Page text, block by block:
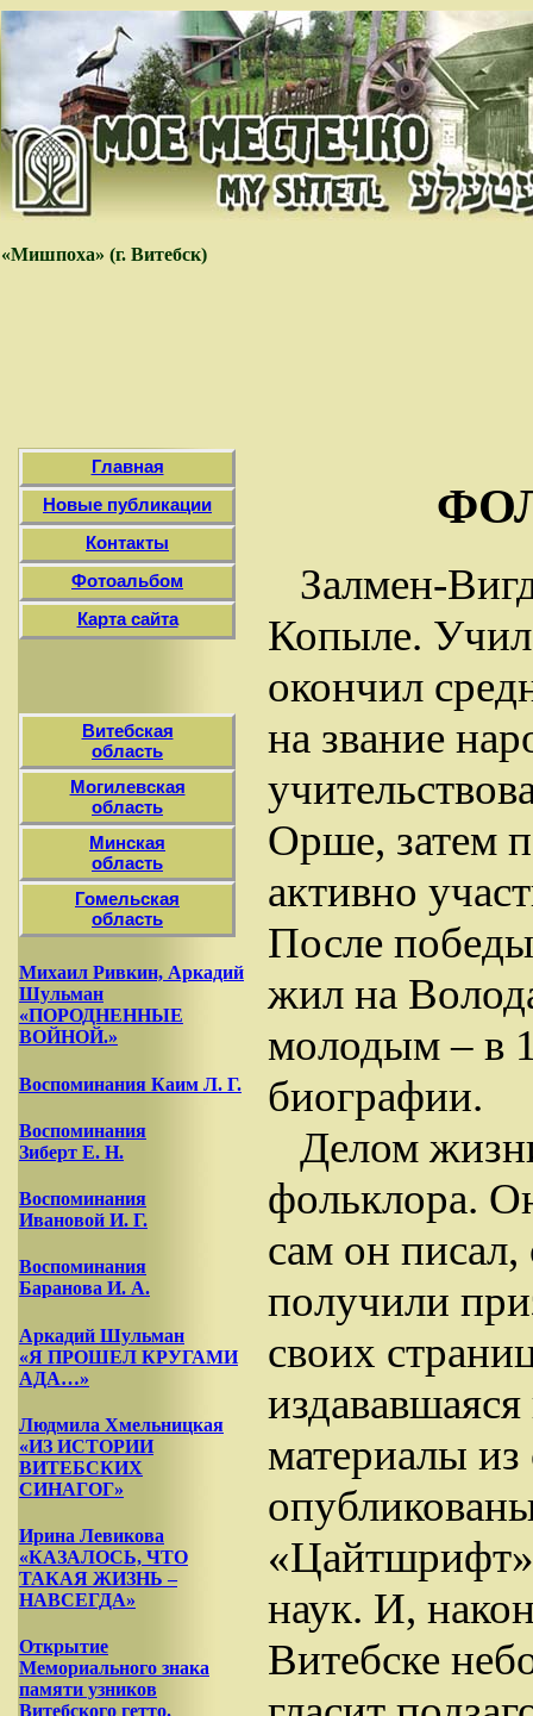
«Мишпоха» (г. Витебск)
Главная
Новые публикации
Контакты
Фотоальбом
Карта сайта
Витебская
область
Могилевская
область
Минская
область
Гомельская
область
Михаил Ривкин, Аркадий
Шульман
«ПОРОДНЕННЫЕ
ВОЙНОЙ.»
Воспоминания Каим Л. Г.
Воспоминания
Зиберт Е. Н.
Воспоминания
Ивановой И. Г.
Воспоминания
Баранова И. А.
Аркадий Шульман
«Я ПРОШЕЛ КРУГАМИ
АДА…»
Людмила Хмельницкая
«ИЗ ИСТОРИИ
ВИТЕБСКИХ
СИНАГОГ»
Ирина Левикова
«КАЗАЛОСЬ, ЧТО
ТАКАЯ ЖИЗНЬ –
НАВСЕГДА»
Открытие
Мемориального знака
памяти узников
Витебского гетто.
Залмен-
Копыле.
окончил
на звание
Орше, затем
активно
После
жил на
молодым – в
биографии.
Делом
фольклора.
сам он писал,
получили
своих
материалы
наук. И,
Витебске